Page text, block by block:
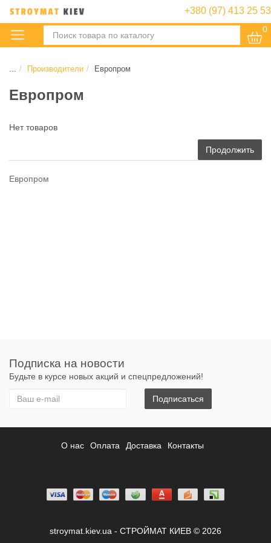
+380 (97) 413 25 53
0
Производители Европром
Европром
Нет товаров
Продолжить
Европром
Подписка на новости
Будьте в курсе новых акций и спецпредложений!
Подписаться
О нас Оплата Доставка Контакты
stroymat.kiev.ua - СТРОЙМАТ КИЕВ © 2026